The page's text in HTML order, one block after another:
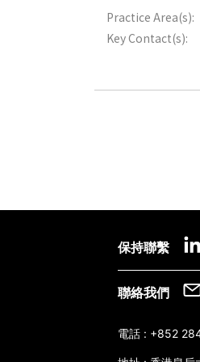
Practice Area(s):
Key Contact(s):
保持聯繫
聯絡我們
電話 : +852